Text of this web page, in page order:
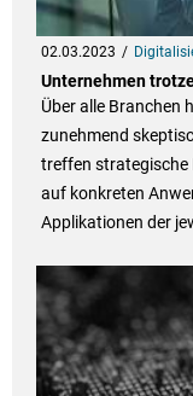
02.03.2023
Unternehmen
Über alle Branchen
zunehmend
treffen strategische
auf konkreten
Applikationen der